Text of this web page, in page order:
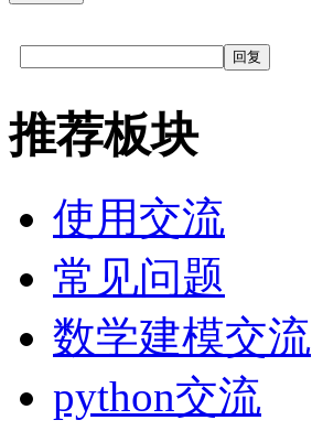
回复
推荐板块
使用交流
常见问题
数学建模交流
python交流